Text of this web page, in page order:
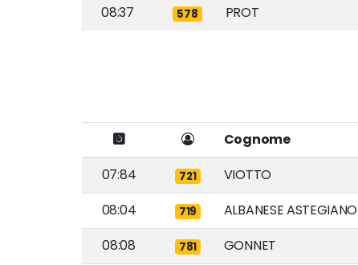
08:37
578 PROT
Cognome
07:84
721 VIOTTO
08:04
719 ALBANESE ASTEGIANO
08:08
781 GONNET